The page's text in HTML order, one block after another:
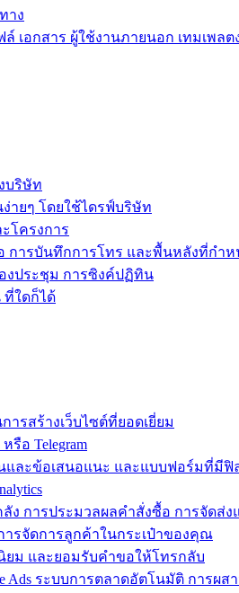
าง
เอกสาร ผู้ใช้งานภายนอก เทมเพลต
บริษัท
ายๆ โดยใช้ไดรฟ์บริษัท
โครงการ
ารบันทึกการโทร และพื้นหลังที่กำห
งประชุม การซิงค์ปฏิทิน
ที่ใดก็ได้
ารสร้างเว็บไซต์ที่ยอดเยี่ยม
รือ Telegram
ละข้อเสนอแนะ และแบบฟอร์มที่มีฟิ
การประมวลผลคำสั่งซื้อ การจัดส่ง
รจัดการลูกค้าในกระเป๋าของคุณ
ยม และยอมรับคำขอให้โทรกลับ
Ads ระบบการตลาดอัตโนมัติ การผส